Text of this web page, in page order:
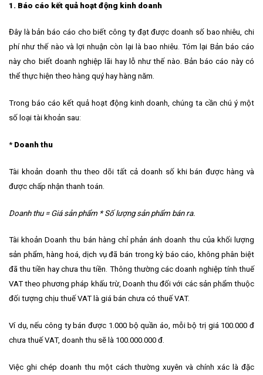
1. Báo cáo kết quả hoạt động kinh doanh
Đây là bản báo cáo cho biết công ty đạt được doanh số bao nhiêu, chi
phí như thế nào và lợi nhuận còn lại là bao nhiêu. Tóm lại Bản báo cáo
này cho biết doanh nghiệp lãi hay lỗ như thế nào. Bản báo cáo này có
thể thực hiện theo hàng quý hay hàng năm.
Trong báo cáo kết quả hoạt động kinh doanh, chúng ta cần chú ý một
số loại tài khoản sau:
* Doanh thu
Tài khoản doanh thu theo dõi tất cả doanh số khi bán được hàng và
được chấp nhận thanh toán.
Doanh thu = Giá sản phẩm * Số lượng sản phẩm bán ra.
Tài khoản Doanh thu bán hàng chỉ phản ánh doanh thu của khối lượng
sản phẩm, hàng hoá, dịch vụ đã bán trong kỳ báo cáo, không phân biệt
đã thu tiền hay chưa thu tiền. Thông thường các doanh nghiệp tính thuế
VAT theo phương pháp khấu trừ, Doanh thu đối với các sản phẩm thuộc
đối tượng chịu thuế VAT là giá bán chưa có thuế VAT.
Ví dụ, nếu công ty bán được 1.000 bộ quần áo, mỗi bộ trị giá 100.000 đ
chưa thuế VAT, doanh thu sẽ là 100.000.000 đ.
Việc ghi chép doanh thu một cách thường xuyên và chính xác là đặc